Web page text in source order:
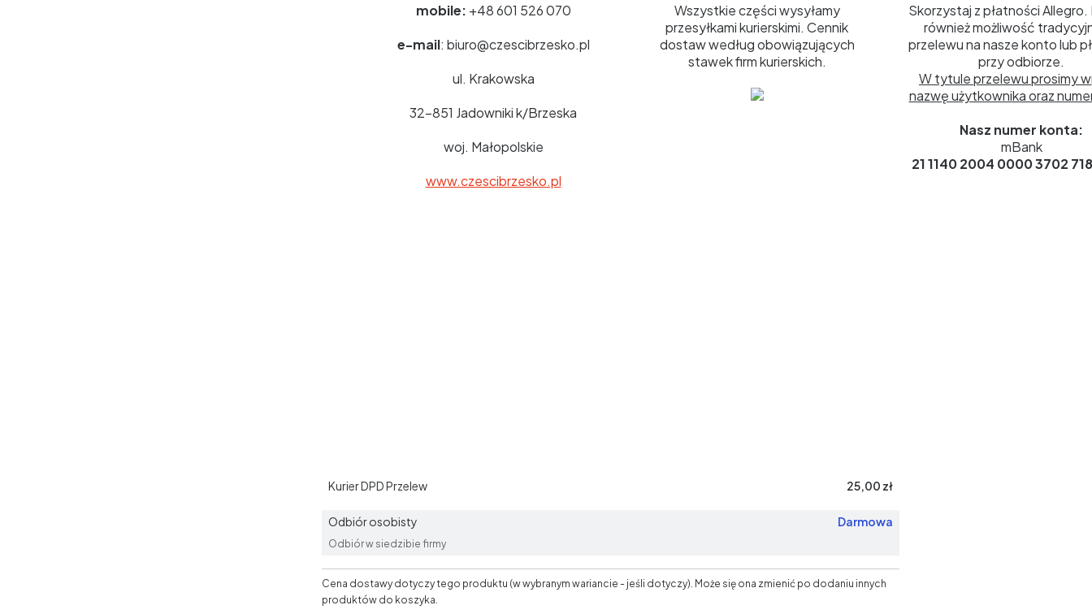
mobile: +48 601 526 070
e-mail: biuro@czescibrzesko.pl
ul. Krakowska
32-851 Jadowniki k/Brzeska
woj. Małopolskie
www.czescibrzesko.pl
Wszystkie części wysyłamy
przesyłkami kurierskimi. Cennik
dostaw według obowiązujących
stawek firm kurierskich.
Skorzystaj z płatności
również możliwość
przelewu na nasze konto lub
przy odbiorze.
W tytule przelewu prosimy
nazwę użytkownika oraz
Nasz numer konta:
mBank
21 1140 2004 0000 3702
Kurier DPD Przelew 25,00 zł
Odbiór osobisty Darmowa
Odbiór w siedzibie firmy
Cena dostawy dotyczy tego produktu (w wybranym wariancie - jeśli dotyczy). Może się ona zmienić po dodaniu innych
produktów do koszyka.